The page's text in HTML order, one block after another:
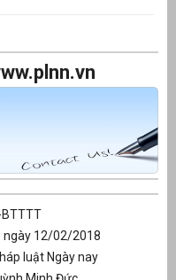
BTTTT
ngày 12/02/2018
luật Ngày nay